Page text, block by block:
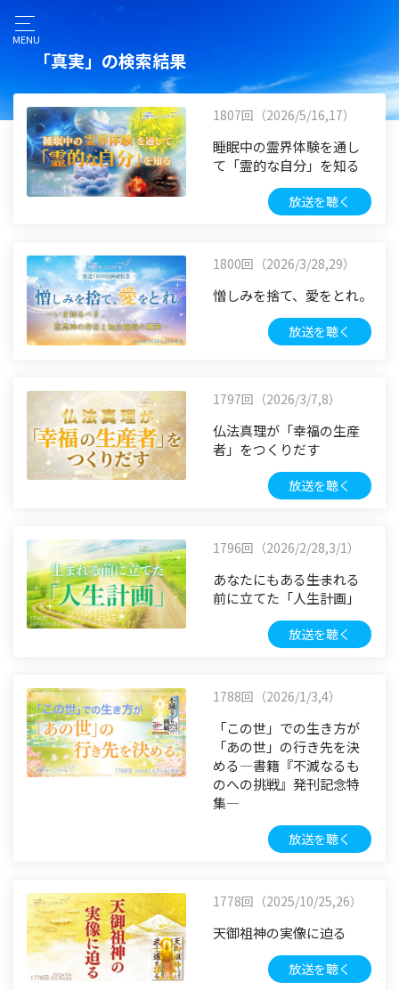
MENU
「真実」の検索結果
1807回（2026/5/16,17）
睡眠中の霊界体験を通し
て「霊的な自分」を知る
放送を聴く
1800回（2026/3/28,29）
憎しみを捨て、愛をとれ。
放送を聴く
1797回（2026/3/7,8）
仏法真理が「幸福の生産
者」をつくりだす
放送を聴く
1796回（2026/2/28,3/1）
あなたにもある――生まれる
前に立てた「人生計画」
放送を聴く
1788回（2026/1/3,4）
「この世」での生き方が
「あの世」の行き先を決
める―書籍『不滅なるも
のへの挑戦』発刊記念特
集―
放送を聴く
1778回（2025/10/25,26）
天御祖神の実像に迫る
放送を聴く